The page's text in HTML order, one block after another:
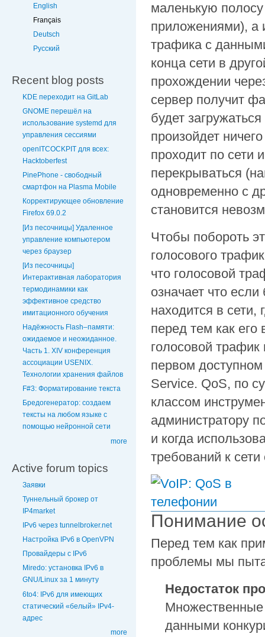
English
Français
Deutsch
Русский
Recent blog posts
KDE переходит на GitLab
GNOME перешёл на
использование systemd для
управления сессиями
openITCOCKPIT для всех:
Hacktoberfest
PinePhone - свободный
смартфон на Plasma Mobile
Корректирующее обновление
Firefox 69.0.2
[Из песочницы] Удаленное
управление компьютером
через браузер
[Из песочницы]
Интерактивная лаборатория
термодинамики как
эффективное средство
имитационного обучения
Надёжность Flash–памяти:
ожидаемое и неожиданное.
Часть 1. XIV конференция
ассоциации USENIX.
Технологии хранения файлов
F#3: Форматирование текста
Бредогенератор: создаем
тексты на любом языке с
помощью нейронной сети
more
Active forum topics
Заявки
Туннельный брокер от
IP4market
IPv6 через tunnelbroker.net
Настройка IPv6 в OpenVPN
Провайдеры с IPv6
Miredo: установка IPv6 в
GNU/Linux за 1 минуту
6to4: IPv6 для имеющих
статический «белый» IPv4-
адрес
more
маленькую
приложениями), а
трафика с
конца сети в
прохождении
сервер получит
будет
произойдет
проходит по сети
перекрываться
одновременно с
становится
Чтобы побороть
голосового
что голосовой
означает что
находится в сети,
перед тем как
голосовой
первом
Service. QoS, по
классом
администратору
и когда
требований к
Понимание
Перед тем как
проблемы мы
Недостаток
Множественные
данными